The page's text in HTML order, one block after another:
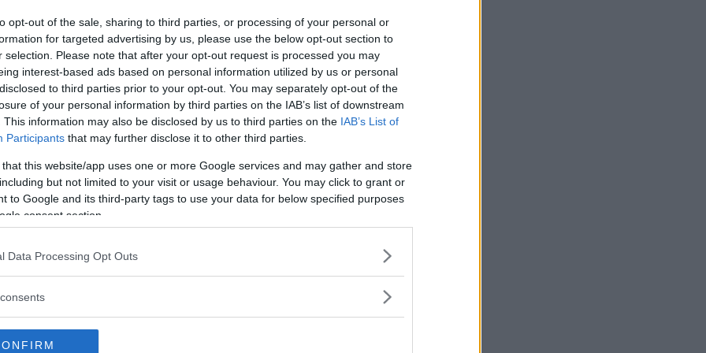
opt-out of the sale, sharing to third parties, or processing of your personal or
for targeted advertising by us, please use the below opt-out section to
selection. Please note that after your opt-out request is processed you may
interest-based ads based on personal information utilized by us or personal
to third parties prior to your opt-out. You may separately opt-out of the
of your personal information by third parties on the IAB’s list of downstream
This information may also be disclosed by us to third parties on the IAB’s List of
Participants that may further disclose it to other third parties.
that this website/app uses one or more Google services and may gather and store
but not limited to your visit or usage behaviour. You may click to grant or
to Google and its third-party tags to use your data for below specified purposes
consent section.
Data Processing Opt Outs
la mano molto felice.
Vi raccomandiamo...
4 anni di Charlotte, la principessina
superstar che la regina chiama “The
boss”
a leggere dopo la pubblicità
e intimidito che anche il principe
di scuola con lo zainetto e i pantaloncini